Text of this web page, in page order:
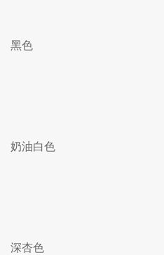
黑色
奶油白色
深杏色